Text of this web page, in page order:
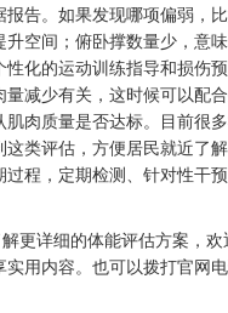
报告。如果发现哪项偏弱，
升空间；俯卧撑数量少，意
性化的运动训练指导和损伤
量减少有关，这时候可以配
肌肉质量是否达标。目前很
这类评估，方便居民就近了
过程，定期检测、针对性干
更详细的体能评估方案，欢
用内容。也可以拨打官网